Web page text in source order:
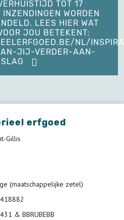
TOT 17
WORDEN
LEES HIER WAT
JOU BETEKENT:
NL/
JIJ-VERDER-AAN-
erfgoed
Gillis
(maatschappelijke zetel)
& BBRUBEBB